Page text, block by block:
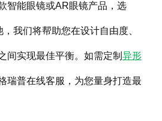
智能眼镜或AR眼镜产品，选
，我们将帮助您在设计自由度、
间实现最佳平衡。如需定制 异形
瑞普在线客服，为您量身打造最